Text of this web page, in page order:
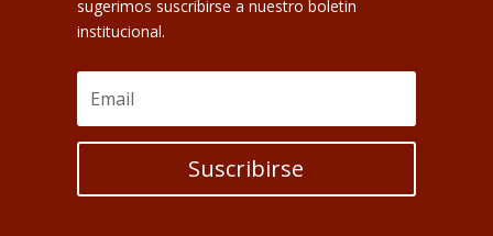
sugerimos suscribirse a nuestro boletin
institucional.
Suscribirse